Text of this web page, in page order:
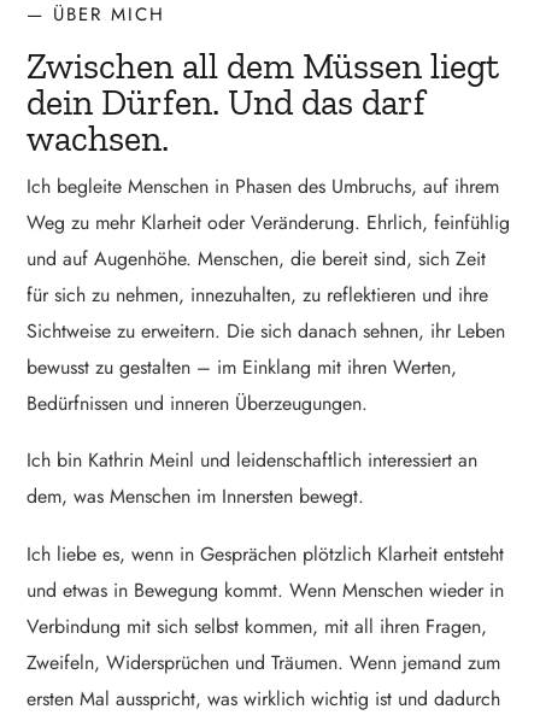
— ÜBER MICH
Zwischen all dem Müssen liegt
dein Dürfen. Und das darf
wachsen.
Ich begleite Menschen in Phasen des Umbruchs, auf ihrem
Weg zu mehr Klarheit oder Veränderung. Ehrlich, feinfühlig
und auf Augenhöhe. Menschen, die bereit sind, sich Zeit
für sich zu nehmen, innezuhalten, zu reflektieren und ihre
Sichtweise zu erweitern. Die sich danach sehnen, ihr Leben
bewusst zu gestalten – im Einklang mit ihren Werten,
Bedürfnissen und inneren Überzeugungen.
Ich bin Kathrin Meinl und leidenschaftlich interessiert an
dem, was Menschen im Innersten bewegt.
Ich liebe es, wenn in Gesprächen plötzlich Klarheit entsteht
und etwas in Bewegung kommt. Wenn Menschen wieder in
Verbindung mit sich selbst kommen, mit all ihren Fragen,
Zweifeln, Widersprüchen und Träumen. Wenn jemand zum
ersten Mal ausspricht, was wirklich wichtig ist und dadurch